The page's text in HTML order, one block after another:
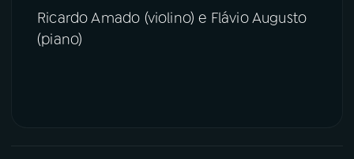
Ricardo Amado (violino) e Flávio Augusto
(piano)